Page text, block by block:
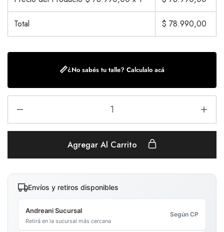
Total $ 78.990,00
📏¿No sabés tu talle? Calculalo acá
Agregar Al Carrito
Envíos y retiros disponibles
Andreani Sucursal
Retirá en la sucursal más cercana
Según CP